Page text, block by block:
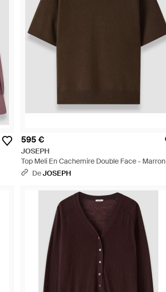
595 €
JOSEPH
Top Meli En Cachemire Double Face - Marron
DeJOSEPH